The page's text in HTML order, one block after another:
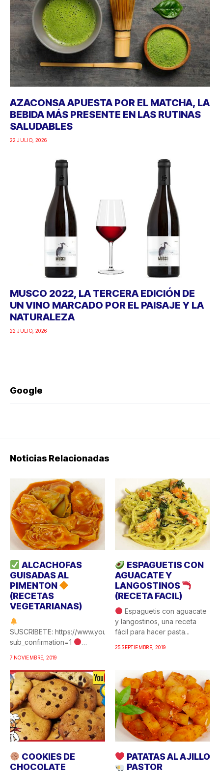
AZACONSA APUESTA POR EL MATCHA, LA
BEBIDA MÁS PRESENTE EN LAS RUTINAS
SALUDABLES
22 JULIO, 2026
MUSCO 2022, LA TERCERA EDICIÓN DE
UN VINO MARCADO POR EL PAISAJE Y LA
NATURALEZA
22 JULIO, 2026
Google
Noticias Relacionadas
ALCACHOFAS
GUISADAS AL
PIMENTON
(RECETAS
VEGETARIANAS)
SUSCRIBETE: https://www.youtube.com/c/COCINAFACILYRICA?
sub_confirmation=1
pimentón, una de esas
recetas de...
7 NOVIEMBRE, 2019
ESPAGUETIS CON
AGUACATE Y
LANGOSTINOS
(RECETA FACIL)
Espaguetis con aguacate
y langostinos, una receta
fácil para hacer pasta...
25 SEPTIEMBRE, 2019
COOKIES DE
CHOCOLATE
PATATAS AL AJILLO
PASTOR